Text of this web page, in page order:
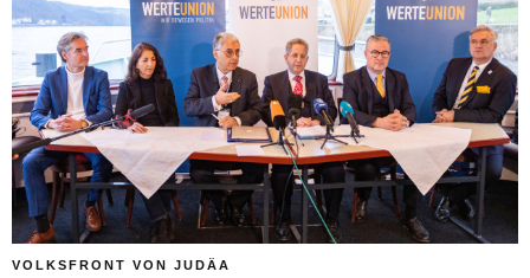
VOLKSFRONT VON JUDÄA